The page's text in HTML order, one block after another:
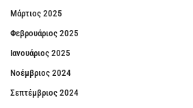
Μάρτιος 2025
Φεβρουάριος 2025
Ιανουάριος 2025
Νοέμβριος 2024
Σεπτέμβριος 2024